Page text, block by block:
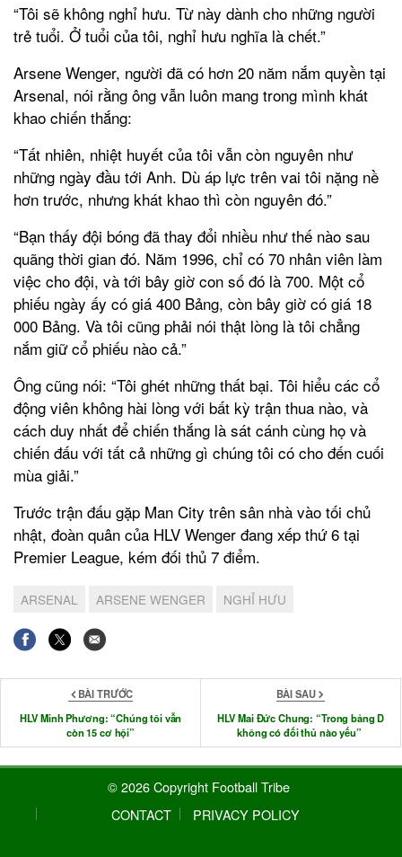
“Tôi sẽ không nghỉ hưu. Từ này dành cho những người
trẻ tuổi. Ở tuổi của tôi, nghỉ hưu nghĩa là chết.”
Arsene Wenger, người đã có hơn 20 năm nắm quyền tại
Arsenal, nói rằng ông vẫn luôn mang trong mình khát
khao chiến thắng:
“Tất nhiên, nhiệt huyết của tôi vẫn còn nguyên như
những ngày đầu tới Anh. Dù áp lực trên vai tôi nặng nề
hơn trước, nhưng khát khao thì còn nguyên đó.”
“Bạn thấy đội bóng đã thay đổi nhiều như thế nào sau
quãng thời gian đó. Năm 1996, chỉ có 70 nhân viên làm
việc cho đội, và tới bây giờ con số đó là 700. Một cổ
phiếu ngày ấy có giá 400 Bảng, còn bây giờ có giá 18
000 Bảng. Và tôi cũng phải nói thật lòng là tôi chẳng
nắm giữ cổ phiếu nào cả.”
Ông cũng nói: “Tôi ghét những thất bại. Tôi hiểu các cổ
động viên không hài lòng với bất kỳ trận thua nào, và
cách duy nhất để chiến thắng là sát cánh cùng họ và
chiến đấu với tất cả những gì chúng tôi có cho đến cuối
mùa giải.”
Trước trận đấu gặp Man City trên sân nhà vào tối chủ
nhật, đoàn quân của HLV Wenger đang xếp thứ 6 tại
Premier League, kém đối thủ 7 điểm.
ARSENAL ARSENE WENGER NGHỈ HƯU
BÀI TRƯỚC
HLV Minh Phương: “Chúng tôi vẫn
còn 15 cơ hội”
BÀI SAU
HLV Mai Đức Chung: “Trong bảng D
không có đối thủ nào yếu”
© 2026 Copyright Football Tribe
CONTACT
PRIVACY POLICY